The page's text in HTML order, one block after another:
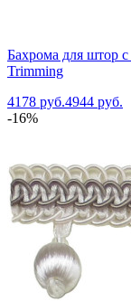
Бахрома для штор
Trimming
4178 руб.4944 руб.
-16%